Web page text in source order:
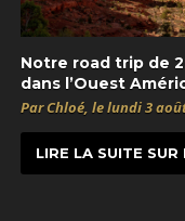
Notre road trip de
dans l’Ouest
Par Chloé, le lundi 3
LIRE LA SUITE